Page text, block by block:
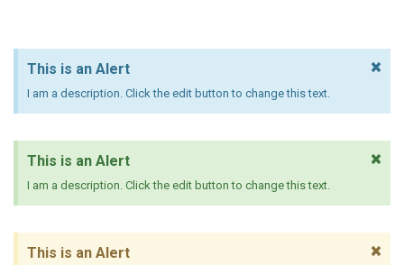
This is an Alert
I am a description. Click the edit button to change this text.
×
This is an Alert
I am a description. Click the edit button to change this text.
×
This is an Alert ×